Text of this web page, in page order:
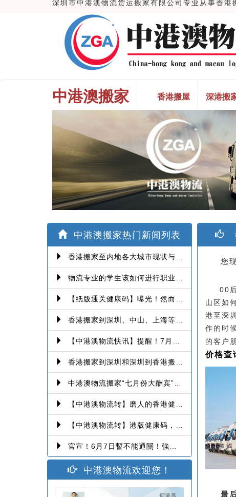
深圳市中港澳物流货运搬家有限公司专业从事香
中港澳搬家 香港搬屋 深港搬
中港澳搬家热门新闻列表
香港搬家至内地各大城市现状与趋势分析
物流专业的学生该如何进行职业提升！
【纸版通关健康码】曝光！然而爆发第三波本地感染，或再推迟启用！
香港搬家到深圳、中山、上海等深港搬家、中港搬家的業務範圍、技術保障
【中港澳物流快讯】提醒！7月6日起，经珠澳口岸入境有新变化！
香港搬家到深圳和深圳到香港搬家的各种报价、注意事项和派送价格【深港搬家价格查询】
中港澳物流搬家“七月份大酬宾”-香港澳门往返深圳、珠海、中山、广州等中港澳搬屋搬家
【中港澳物流转】磨人的香港健康码！消息再反转：或下周一启用！
【中港澳物流转】港版健康码，14间获认可检测机构确定！
官宣！6月7日暫不能通關！強制檢疫措施再延1個月！【香港到深圳搬屋搬家又要延长了】
中港澳物流欢迎您！
您
00
山区如
港至深
作的时
的客户
价格查
最